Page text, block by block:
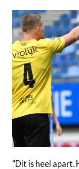
"Dit is heel apart.